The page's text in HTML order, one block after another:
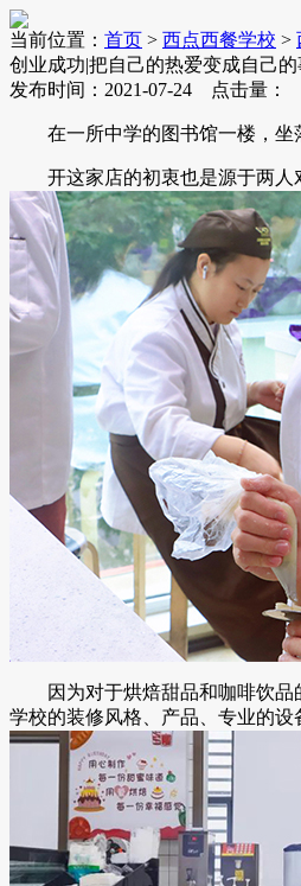
当前位置： 首页 > 西点西餐学校 >
创业成功|把自己的热爱变成自己的
发布时间：2021-07-24 点击量：
在一所中学的图书馆一楼，坐
开这家店的初衷也是源于两人对
因为对于烘焙甜品和咖啡饮品
学校的装修风格、产品、专业的设